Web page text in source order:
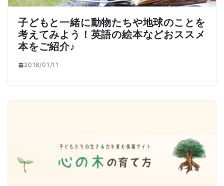
子どもと一緒に動物たちや地球のことを
考えてみよう！英語の絵本などおススメ
本をご紹介♪
2018/01/11